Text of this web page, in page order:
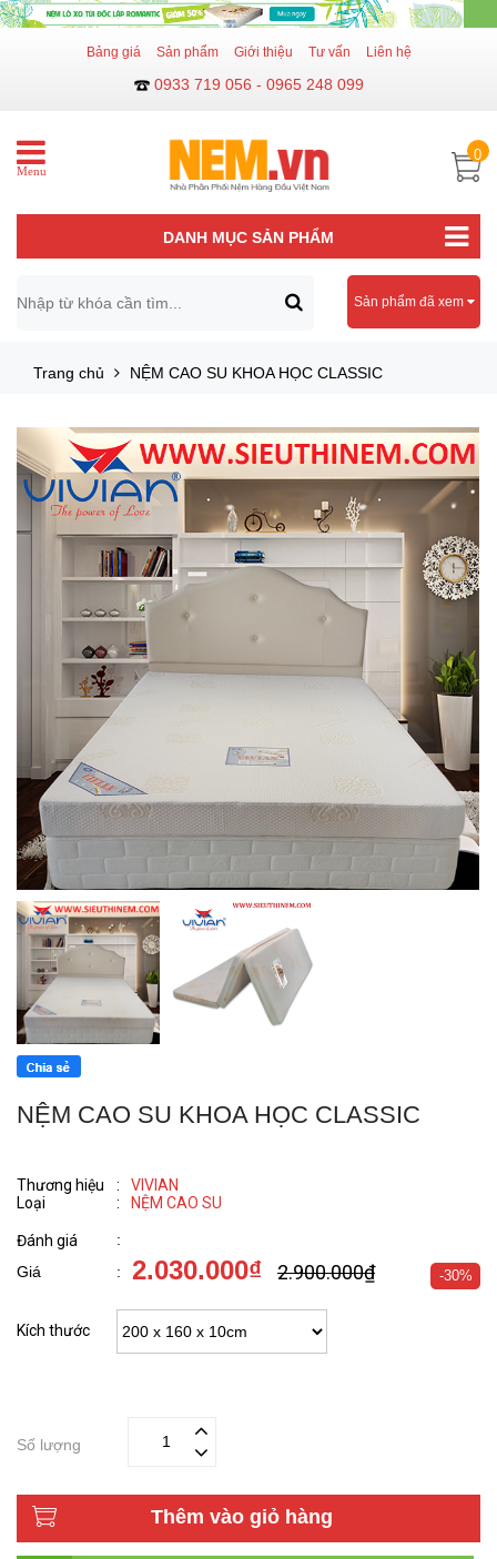
Bảng giá Sản phẩm Giới thiệu Tư vấn Liên hệ
0933 719 056 - 0965 248 099
Menu
0
DANH MỤC SẢN PHẨM
Sản phẩm đã xem
Trang chủ NỆM CAO SU KHOA HỌC CLASSIC
NỆM CAO SU KHOA HỌC CLASSIC
Thương hiệu :
VIVIAN
Loại
: NỆM CAO SU
Đánh giá
:
Giá
: 2.030.000₫ 2.900.000₫ -30%
Kích thước
Số lượng
Thêm vào giỏ hàng